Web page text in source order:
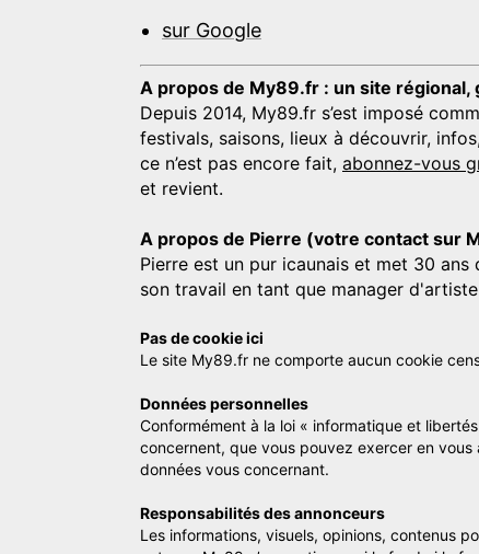
sur Google
A propos de My89.fr : un site régional,
Depuis 2014, My89.fr s’est imposé
festivals, saisons, lieux à découvrir,
ce n’est pas encore fait, abonnez-vous
et revient.
A propos de Pierre (votre contact sur
Pierre est un pur icaunais et met 30
son travail en tant que manager
Pas de cookie ici
Le site My89.fr ne comporte aucun cookie
Données personnelles
Conformément à la loi « informatique et
concernent, que vous pouvez exercer en vous
données vous concernant.
Responsabilités des annonceurs
Les informations, visuels, opinions, contenus